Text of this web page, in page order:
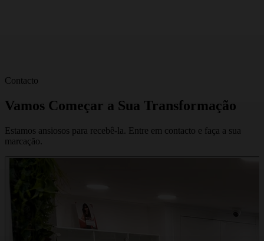
Contacto
Vamos Começar a Sua Transformação
Estamos ansiosos para recebê-la. Entre em contacto e faça a sua
marcação.